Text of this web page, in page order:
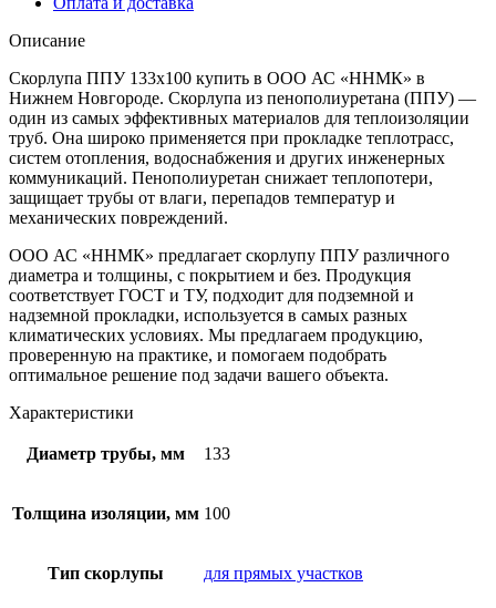
Описание
Скорлупа ППУ 133х100 купить в ООО АС «ННМК» в
Нижнем Новгороде. Скорлупа из пенополиуретана (ППУ) —
один из самых эффективных материалов для теплоизоляции
труб. Она широко применяется при прокладке теплотрасс,
систем отопления, водоснабжения и других инженерных
коммуникаций. Пенополиуретан снижает теплопотери,
защищает трубы от влаги, перепадов температур и
механических повреждений.
ООО АС «ННМК» предлагает скорлупу ППУ различного
диаметра и толщины, с покрытием и без. Продукция
соответствует ГОСТ и ТУ, подходит для подземной и
надземной прокладки, используется в самых разных
климатических условиях. Мы предлагаем продукцию,
проверенную на практике, и помогаем подобрать
оптимальное решение под задачи вашего объекта.
Характеристики
Диаметр трубы, мм 133
Толщина изоляции, мм 100
Тип скорлупы для прямых участков